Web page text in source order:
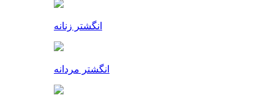
انگشتر زنانه
انگشتر مردانه